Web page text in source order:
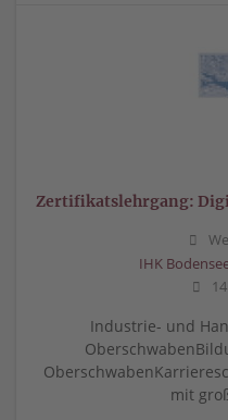
Zertifikatslehrgang:
IHK
Industrie- und
mit